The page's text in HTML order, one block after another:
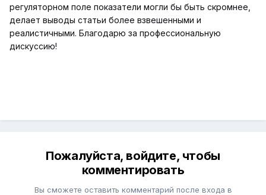
регуляторном поле показатели могли бы быть скромнее,
делает выводы статьи более взвешенными и
реалистичными. Благодарю за профессиональную
дискуссию!
Пожалуйста, войдите, чтобы
комментировать
Вы сможете оставить комментарий после входа в